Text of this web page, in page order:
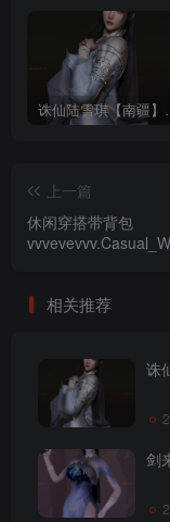
诛仙陆
上一篇
休闲穿搭带背包
相关推荐
诛
剑